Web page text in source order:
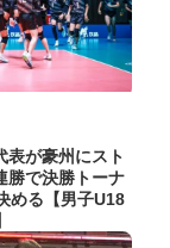
表が豪州にスト
勝で決勝トーナ
める【男子U18